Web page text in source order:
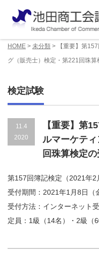
HOME > 未分類 >
【重要】第
グ（販売士）検定・第221回珠
検定試験
11.4
2020
【重要】第
ルマーケテ
回珠算検定
第157回簿記検定（2021年2
受付期間：2021年1月8日（
受付方法：インターネット
定員：1級（14名）・2級（